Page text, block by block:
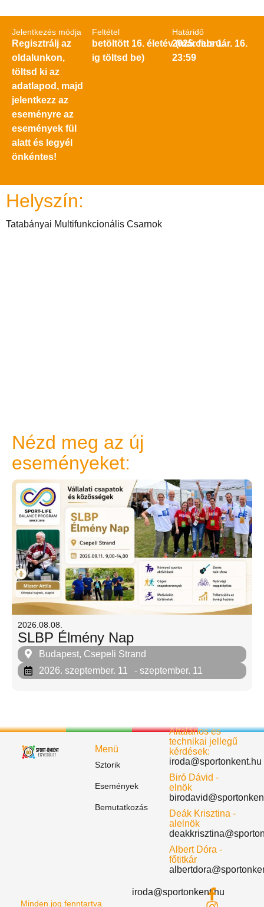
Jelentkezés módja
Regisztrálj az
oldalunkon,
töltsd ki az
adatlapod, majd
jelentkezz az
eseményre az
események fül
alatt és legyél
önkéntes!
Feltétel
betöltött 16. életév (március 1-
ig töltsd be)
Határidő
2025. február. 16.
23:59
Helyszín:
Tatabányai Multifunkcionális Csarnok
Nézd meg az új
eseményeket:
2026.08.08.
SLBP Élmény Nap
Budapest, Csepeli Strand
2026. szeptember. 11
- szeptember. 11
Menü
Sztorik
Események
Bemutatkozás
Általános és
technikai jellegű
kérdések:
iroda@sportonkent.hu
Biró Dávid -
elnök
Deák Krisztina -
alelnök
Albert Dóra -
főtitkár
Minden jog fenntartva
iroda@sportonkent.hu